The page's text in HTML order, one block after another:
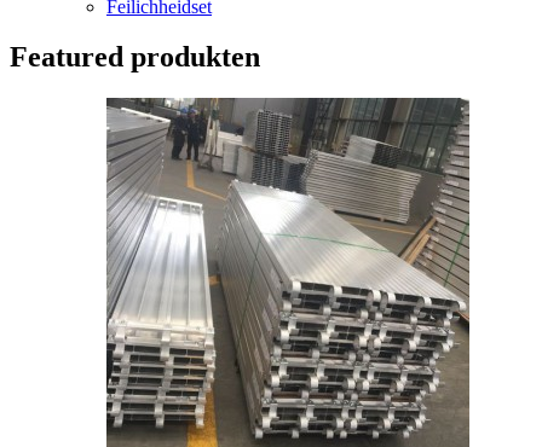
Feilichheidset
Featured produkten